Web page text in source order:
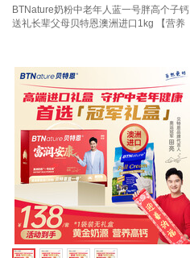
BTNature奶粉中老年人蓝一号胖高个子钙
送礼长辈父母贝特恩澳洲进口1kg 【营养